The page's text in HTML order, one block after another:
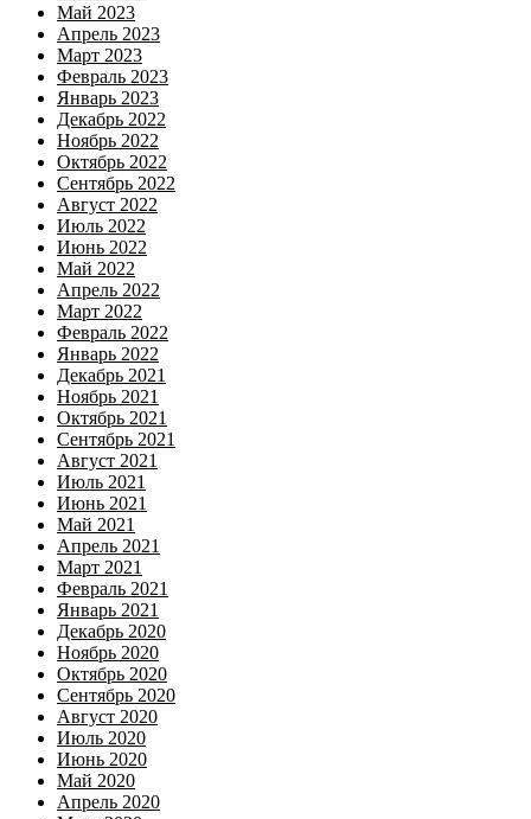
Май 2023
Апрель 2023
Март 2023
Февраль 2023
Январь 2023
Декабрь 2022
Ноябрь 2022
Октябрь 2022
Сентябрь 2022
Август 2022
Июль 2022
Июнь 2022
Май 2022
Апрель 2022
Март 2022
Февраль 2022
Январь 2022
Декабрь 2021
Ноябрь 2021
Октябрь 2021
Сентябрь 2021
Август 2021
Июль 2021
Июнь 2021
Май 2021
Апрель 2021
Март 2021
Февраль 2021
Январь 2021
Декабрь 2020
Ноябрь 2020
Октябрь 2020
Сентябрь 2020
Август 2020
Июль 2020
Июнь 2020
Май 2020
Апрель 2020